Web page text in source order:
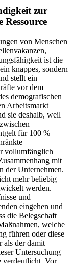
zur
Ressource
von Menschen
ist die
knappes, sondern
stellt ein
vor dem
demografischen
Arbeitsmarkt
sie deshalb, weil
für 100 %
vollumfänglich
mit
der Unternehmen.
mehr beliebig
werden.
und
eingehen und
die Belegschaft
welche
führen oder diese
als der damit
Untersuchung
verdeutlicht. Vor